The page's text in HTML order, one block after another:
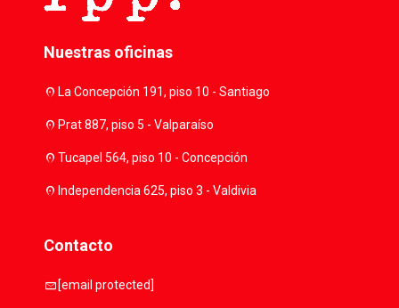
Nuestras oficinas
location_onLa Concepción 191, piso 10 - Santiago
location_onPrat 887, piso 5 - Valparaíso
location_onTucapel 564, piso 10 - Concepción
location_onIndependencia 625, piso 3 - Valdivia
Contacto
mail [email protected]